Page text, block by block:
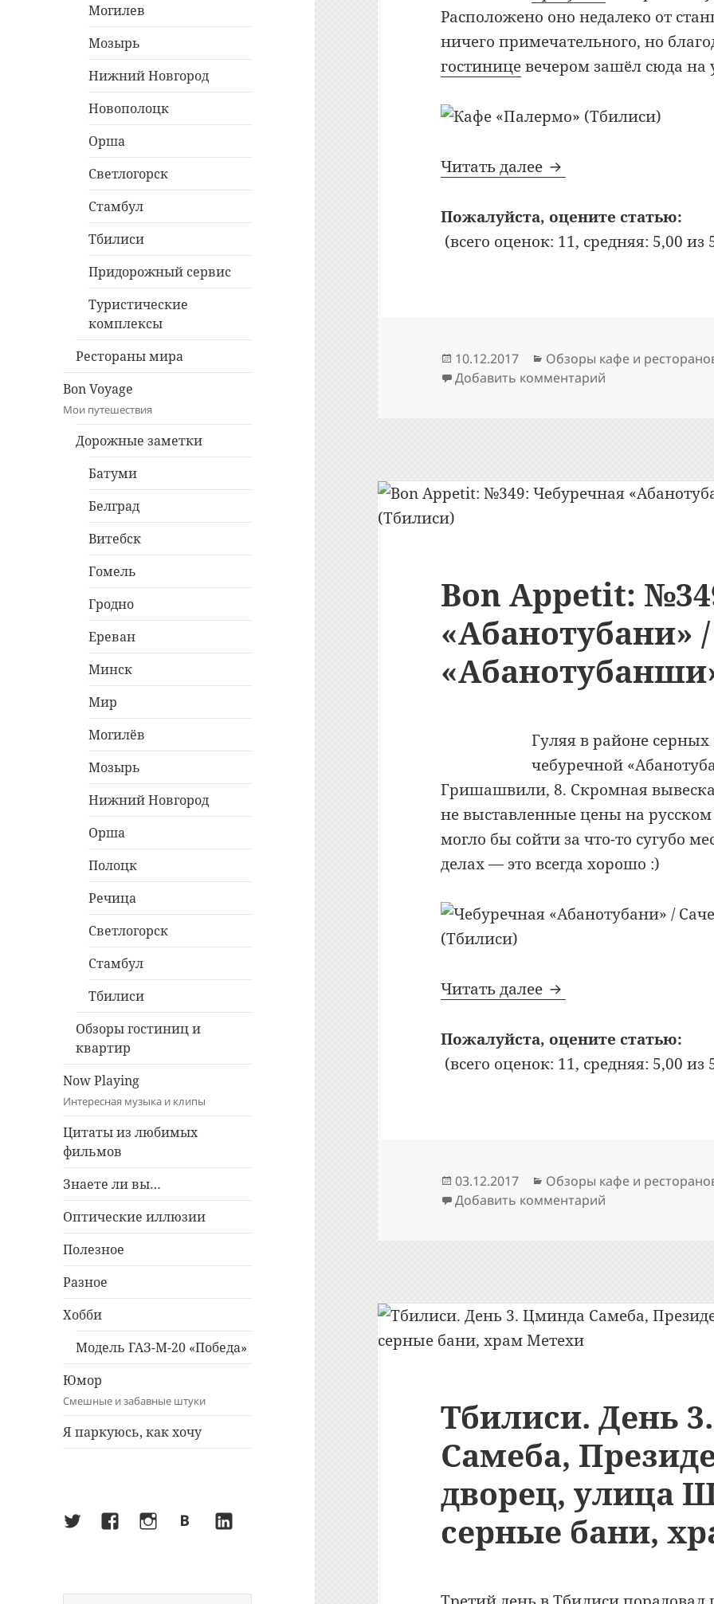
Могилев
Мозырь
Нижний Новгород
Новополоцк
Орша
Светлогорск
Стамбул
Тбилиси
Придорожный сервис
Туристические
комплексы
Рестораны мира
Bon Voyage
Мои путешествия
Дорожные заметки
Батуми
Белград
Витебск
Гомель
Гродно
Ереван
Минск
Мир
Могилёв
Мозырь
Нижний Новгород
Орша
Полоцк
Речица
Светлогорск
Стамбул
Тбилиси
Обзоры гостиниц и
квартир
Now Playing
Интересная музыка и клипы
Цитаты из любимых
фильмов
Знаете ли вы…
Оптические иллюзии
Полезное
Разное
Хобби
Модель ГАЗ-М-20 «Победа»
Юмор
Смешные и забавные штуки
Я паркуюсь, как хочу
TwitterFacebookInstagramВКонтакте
LinkedIn
Расположено оно недалеко от
ничего примечательного, но
гостиницевечером зашёл сюда на
Читать далее Bon Appetit: №350:
Пожалуйста, оцените статью:
(всего оценок: 11, средняя: 5,00 из
Опубликовано
10.12.2017 Рубрики
Обзоры кафе и
Добавить комментарий
Bon Appetit:
«Абанотубани»
Гуляя в районе
чебуречной
Гришашвили, 8. Скромная
не выставленные цены на
могло бы сойти за что-то сугубо
делах — это всегда хорошо :)
Читать далее Bon Appetit: №349:
Пожалуйста, оцените статью:
(всего оценок: 11, средняя: 5,00 из
Опубликовано
03.12.2017 Рубрики
Обзоры кафе и
Добавить комментарий
Тбилиси. День
Самеба,
дворец, улица
серные бани,